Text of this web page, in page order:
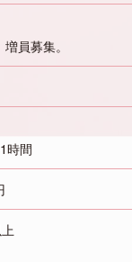
員募集。
時間